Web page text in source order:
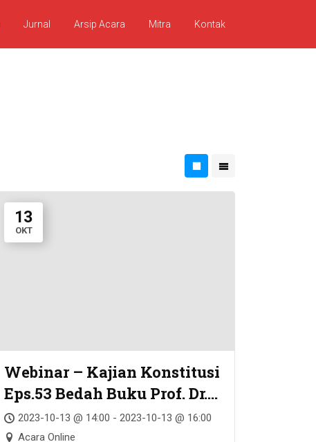
Jurnal Arsip Acara Mitra Kontak
13
OKT
Webinar – Kajian Konstitusi
Eps.53 Bedah Buku Prof. Dr.
Jimly Asshiddiqie, S.H. –
Konstitusi Kebudayaan &
2023-10-13 @ 14:00 - 2023-10-13 @ 16:00
Acara Online